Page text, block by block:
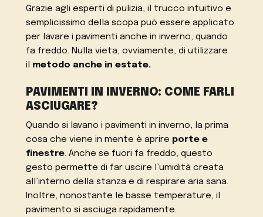
Grazie agli esperti di pulizia, il trucco intuitivo e
semplicissimo della scopa può essere applicato
per lavare i pavimenti anche in inverno, quando
fa freddo. Nulla vieta, ovviamente, di utilizzare
il
metodo anche in estate.
PAVIMENTI IN INVERNO: COME FARLI
ASCIUGARE?
Quando si lavano i pavimenti in inverno, la prima
cosa che viene in mente è aprire porte e
finestre. Anche se fuori fa freddo, questo
gesto permette di far uscire l’umidità creata
all’interno della stanza e di respirare aria sana.
Inoltre, nonostante le basse temperature, il
pavimento si asciuga rapidamente.